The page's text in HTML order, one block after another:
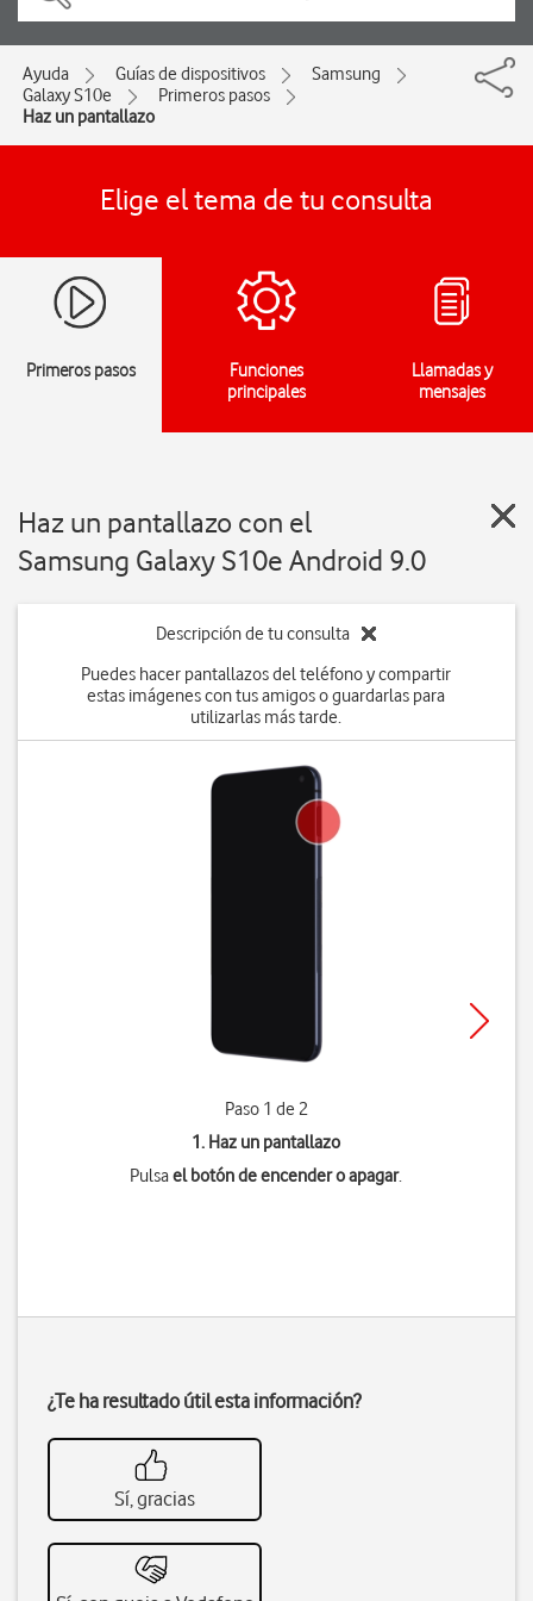
Ayuda Guías de dispositivos
Samsung
Galaxy S10e
Primeros pasos
Haz un pantallazo
Elige el tema de tu consulta
Primeros pasos
Funciones
principales
Llamadas y
mensajes
Haz un pantallazo con el
Samsung Galaxy S10e Android 9.0
Descripción de tu consulta
Puedes hacer pantallazos del teléfono y compartir
estas imágenes con tus amigos o guardarlas para
utilizarlas más tarde.
Paso 1 de 2
1. Haz un pantallazo
Pulsael botón de encender o apagar.
¿Te ha resultado útil esta información?
Sí, gracias